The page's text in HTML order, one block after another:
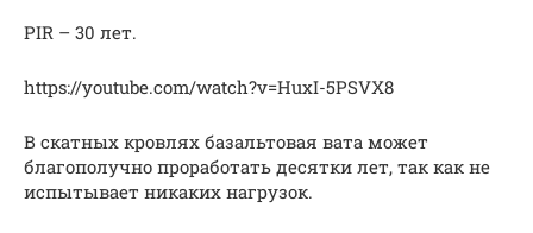
PIR – 30 лет.
https://youtube.com/watch?v=HuxI-5PSVX8
В скатных кровлях базальтовая вата может
благополучно проработать десятки лет, так как не
испытывает никаких нагрузок.